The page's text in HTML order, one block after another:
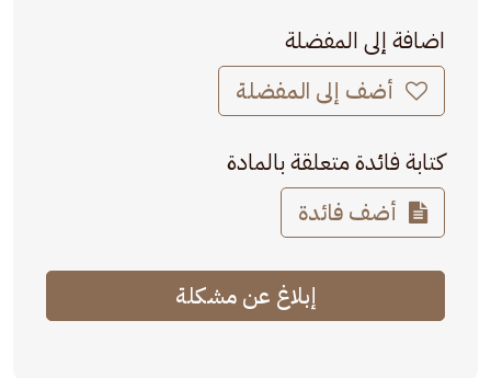
اضافة إلى المفضلة
أضف إلى المفضلة
كتابة فائدة متعلقة بالمادة
أضف فائدة
إبلاغ عن مشكلة